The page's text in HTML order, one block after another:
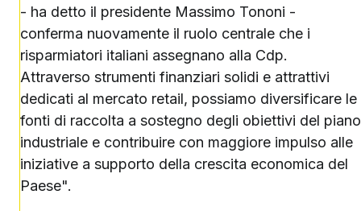
- ha detto il presidente Massimo Tononi -
conferma nuovamente il ruolo centrale che i
risparmiatori italiani assegnano alla Cdp.
Attraverso strumenti finanziari solidi e attrattivi
dedicati al mercato retail, possiamo diversificare le
fonti di raccolta a sostegno degli obiettivi del piano
industriale e contribuire con maggiore impulso alle
iniziative a supporto della crescita economica del
Paese".